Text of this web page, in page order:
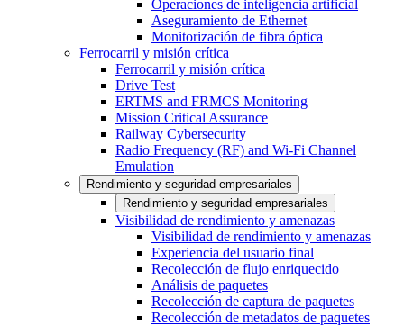
Operaciones de inteligencia artificial
Aseguramiento de Ethernet
Monitorización de fibra óptica
Ferrocarril y misión crítica
Ferrocarril y misión crítica
Drive Test
ERTMS and FRMCS Monitoring
Mission Critical Assurance
Railway Cybersecurity
Radio Frequency (RF) and Wi-Fi Channel
Emulation
Rendimiento y seguridad empresariales
Rendimiento y seguridad empresariales
Visibilidad de rendimiento y amenazas
Visibilidad de rendimiento y amenazas
Experiencia del usuario final
Recolección de flujo enriquecido
Análisis de paquetes
Recolección de captura de paquetes
Recolección de metadatos de paquetes